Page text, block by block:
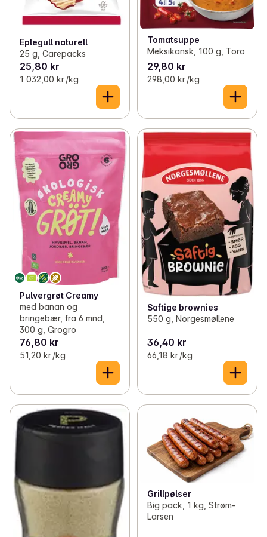
Eplegull naturell
25 g, Carepacks
25,80 kr
1 032,00 kr /kg
Tomatsuppe
Meksikansk, 100 g, Toro
29,80 kr
298,00 kr /kg
Pulvergrøt Creamy
med banan og
bringebær, fra 6 mnd,
300 g, Grogro
76,80 kr
51,20 kr /kg
Saftige brownies
550 g, Norgesmøllene
36,40 kr
66,18 kr /kg
Grillpølser
Big pack, 1 kg, Strøm-
Larsen